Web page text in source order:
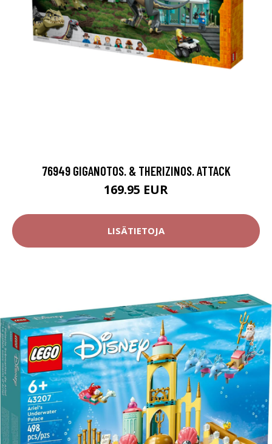
76949 GIGANOTOS. & THERIZINOS. ATTACK
169.95 EUR
LISÄTIETOJA